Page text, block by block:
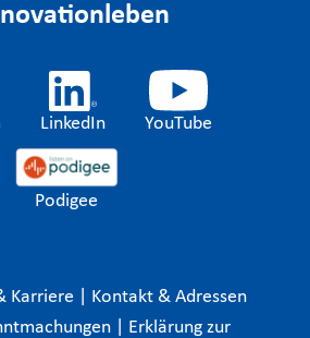
LinkedIn YouTube
Podigee
Karriere
Kontakt & Adressen
Erklärung zur